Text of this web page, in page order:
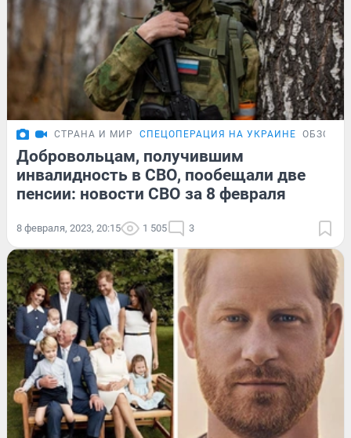
СТРАНА И МИР СПЕЦОПЕРАЦИЯ НА УКРАИНЕ ОБЗОР
Добровольцам, получившим
инвалидность в СВО, пообещали две
пенсии: новости СВО за 8 февраля
8 февраля, 2023, 20:15 1 505 3